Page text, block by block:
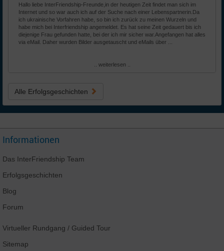
Hallo liebe InterFriendship-Freunde,in der heutigen Zeit findet man sich im
Internet und so war auch ich auf der Suche nach einer Lebenspartnerin.Da
ich ukrainische Vorfahren habe, so bin ich zurück zu meinen Wurzeln und
habe mich bei Interfriendship angemeldet. Es hat seine Zeit gedauert bis ich
diejenige Frau gefunden hatte, bei der ich mir sicher war.Angefangen hat alles
via eMail. Daher wurden Bilder ausgetauscht und eMails über ...
.. weiterlesen ..
Alle Erfolgsgeschichten
Informationen
Das InterFriendship Team
Erfolgsgeschichten
Blog
Forum
Virtueller Rundgang / Guided Tour
Sitemap